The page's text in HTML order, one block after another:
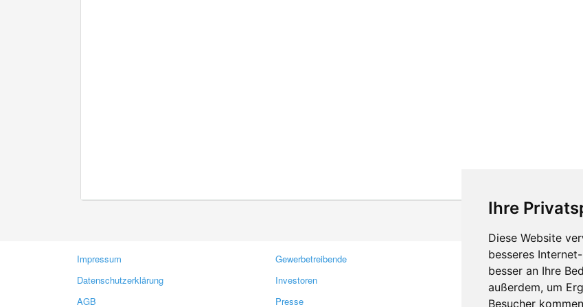
Ihre
Diese Website
besseres
besser an Ihre
außerdem, um
Besucher
Impressum
Datenschutzerklärung
AGB
Gewerbetreibende
Investoren
Presse
Kontakt
Feedback
Fehler melden